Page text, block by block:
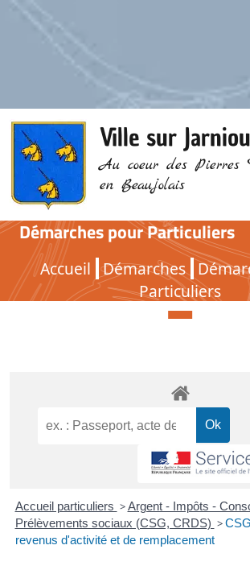
Ville sur
Au coeur des Pierres
en Beaujolais
Démarches pour Particuliers
Accueil Démarches
Particuliers
Démarches pour
Accueil particuliers > Argent - Impôts -
Prélèvements sociaux (CSG, CRDS) >
revenus d'activité et de remplacement